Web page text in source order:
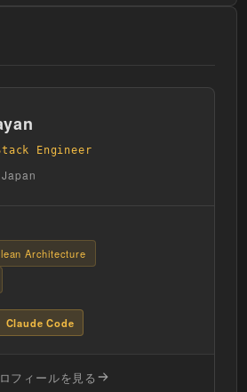
Engineer
Japan
Architecture
Claude Code
フィールを見る